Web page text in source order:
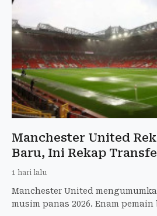
Manchester United
Baru, Ini Rekap
1 hari lalu
Manchester United
musim panas 2026. Enam